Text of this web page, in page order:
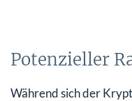
Potenzieller
Während sich der